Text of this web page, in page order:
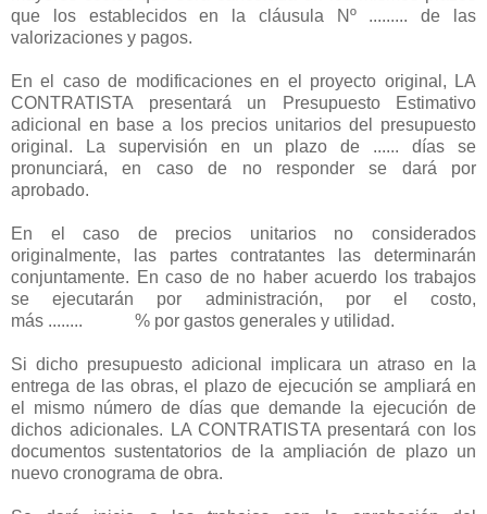
que los establecidos en la cláusula Nº ......... de las
valorizaciones y pagos.
En el caso de modificaciones en el proyecto original, LA
CONTRATISTA presentará un Presupuesto Estimativo
adicional en base a los precios unitarios del presupuesto
original. La supervisión en un plazo de ...... días se
pronunciará, en caso de no responder se dará por
aprobado.
En el caso de precios unitarios no considerados
originalmente, las partes contratantes las determinarán
conjuntamente. En caso de no haber acuerdo los trabajos
se ejecutarán por administración, por el costo,
más ........ % por gastos generales y utilidad.
Si dicho presupuesto adicional implicara un atraso en la
entrega de las obras, el plazo de ejecución se ampliará en
el mismo número de días que demande la ejecución de
dichos adicionales. LA CONTRATISTA presentará con los
documentos sustentatorios de la ampliación de plazo un
nuevo cronograma de obra.